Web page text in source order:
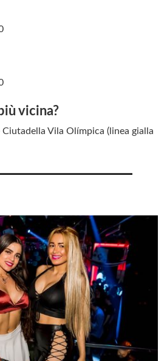
vicina?
Vila Olímpica (linea gialla